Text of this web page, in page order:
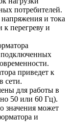
потребителей.
и тока
к перегреву и
подключенных
приведет к
сети.
для работы в
50 или 60 Гц).
значения может
и